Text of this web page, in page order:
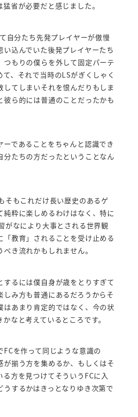
省が必要だと感じました。
自分たち先発プレイヤーが傲慢
い込んでいた後発プレイヤーたち
つもりの僕らを外して固定パーテ
て、それで当時のLSがぎくしゃく
してしまいそれを恨んだりもしま
彼ら的には普通のことだったかも
ーであることをちゃんと認識でき
分たちの方だったということなん
そもこれだけ長い歴史のあるゲ
純粋に楽しめるわけはなく、特に
がなにより大事とされる世界観
「教育」されることを受け止める
き流れかもしれません。
するには僕自身が歳をとりすぎて
しみ方も普通にあるだろうからそ
はあまり肯定的ではなく、今の状
なと考えているところです。
FCを作って同じような意識の
が揃う方を集めるか、もしくはそ
る方を見つけてそういうFCに入
うするかはきっとなりゆき次第で